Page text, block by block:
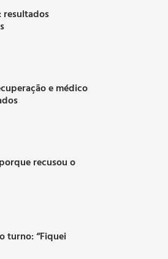
resultados
e médico
recusou o
turno: “Fiquei